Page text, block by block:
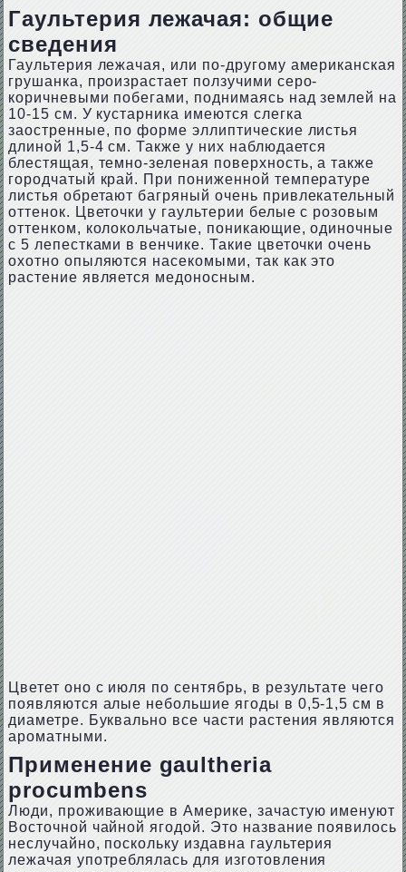
Гаультерия лежачая: общие
сведения
Гаультерия лежачая, или по-другому американская
грушанка, произрастает ползучими серо-
коричневыми побегами, поднимаясь над землей на
10-15 см. У кустарника имеются слегка
заостренные, по форме эллиптические листья
длиной 1,5-4 см. Также у них наблюдается
блестящая, темно-зеленая поверхность, а также
городчатый край. При пониженной температуре
листья обретают багряный очень привлекательный
оттенок. Цветочки у гаультерии белые с розовым
оттенком, колокольчатые, поникающие, одиночные
с 5 лепестками в венчике. Такие цветочки очень
охотно опыляются насекомыми, так как это
растение является медоносным.
Цветет оно с июля по сентябрь, в результате чего
появляются алые небольшие ягоды в 0,5-1,5 см в
диаметре. Буквально все части растения являются
ароматными.
Применение gaultheria
procumbens
Люди, проживающие в Америке, зачастую именуют
Восточной чайной ягодой. Это название появилось
неслучайно, поскольку издавна гаультерия
лежачая употреблялась для изготовления